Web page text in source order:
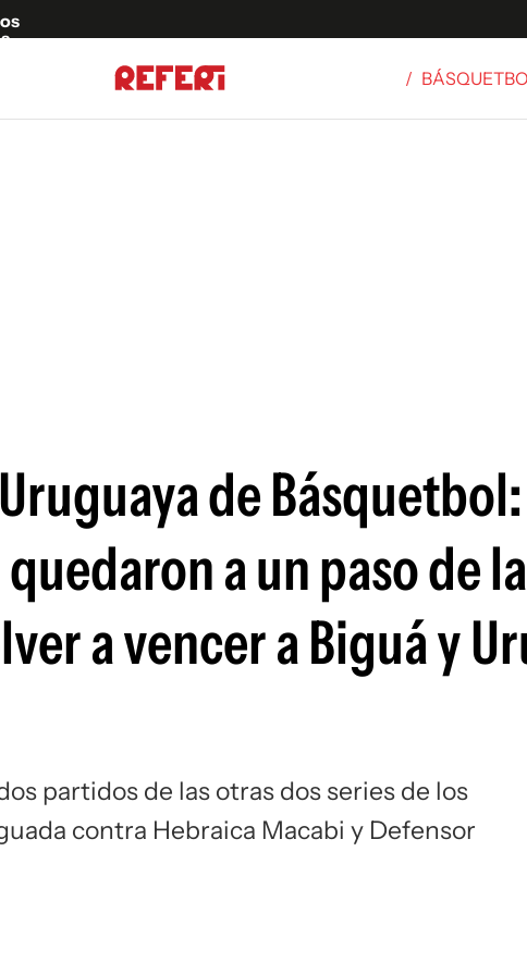
/
de Básquetbol:
a un paso de
a vencer a Biguá y
partidos de las otras dos series de los
contra Hebraica Macabi y Defensor